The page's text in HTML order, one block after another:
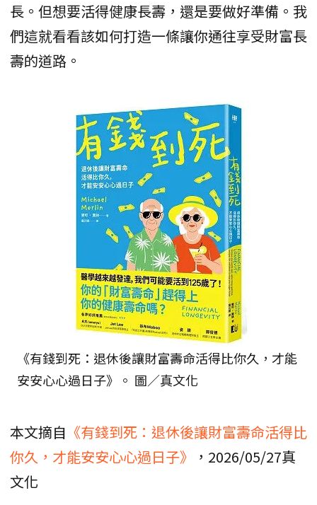
長。但想要活得健康長壽，還是要做好準備。我
們這就看看該如何打造一條讓你通往享受財富長
壽的道路。
《有錢到死：退休後讓財富壽命活得比你久，才能
安安心心過日子》。 圖／真文化
本文摘自 《有錢到死：退休後讓財富壽命活得比
你久，才能安安心心過日子》
，2026/05/27真
文化